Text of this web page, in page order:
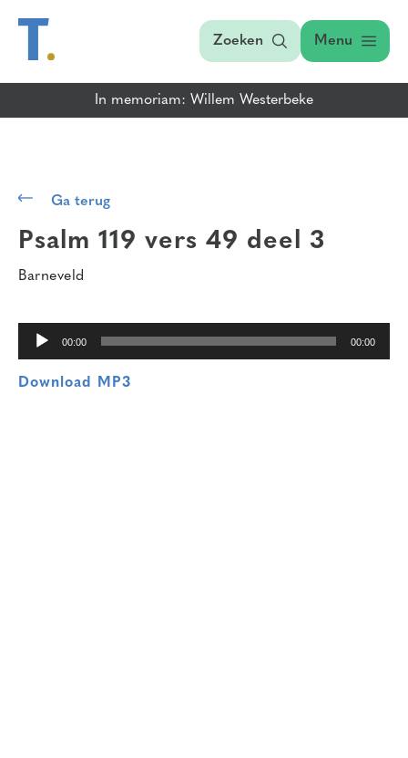
Zoeken Menu
In memoriam: Willem Westerbeke
Ga terug
Psalm 119 vers 49 deel 3
Barneveld
00:00 00:00
Download MP3